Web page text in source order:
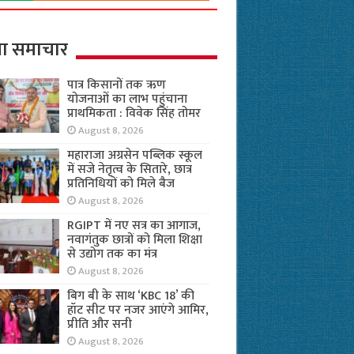
समाचार
पात्र किसानों तक ऋण
योजनाओं का लाभ पहुंचाना
प्राथमिकता : विवेक सिंह तोमर
August 8, 2026
महाराजा अग्रसेन पब्लिक स्कूल
में सजे नेतृत्व के सितारे, छात्र
प्रतिनिधियों को मिले बैज
August 8, 2026
RGIPT में नए सत्र का आगाज,
नवागंतुक छात्रों को मिला शिक्षा
से उद्योग तक का मंत्र
August 8, 2026
बिग बी के साथ ‘KBC 18’ की
हॉट सीट पर नजर आएंगे आमिर,
प्रीति और सनी
August 8, 2026